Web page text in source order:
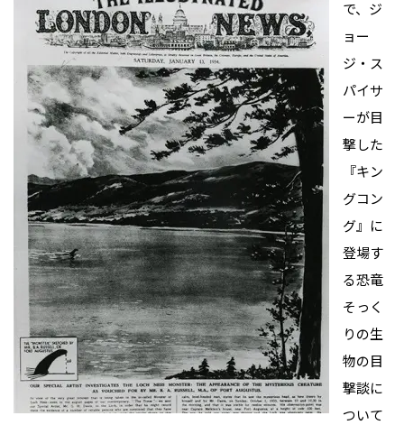
で、ジ
ョー
ジ・ス
パイサ
ーが目
撃した
『キン
グコン
グ』に
登場す
る恐竜
そっく
りの生
物の目
撃談に
ついて